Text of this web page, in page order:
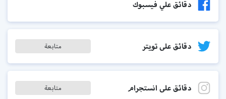
دقائق علي فيسبوك
دقائق على تويتر متابعة
دقائق على انستجرام متابعة